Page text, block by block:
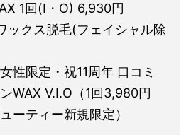
1回(I・O) 6,930円
ックス脱毛(フェイシャル除
女性限定・祝11周年 口コミ
WAX V.I.O（1回3,980円
ーティー新規限定）